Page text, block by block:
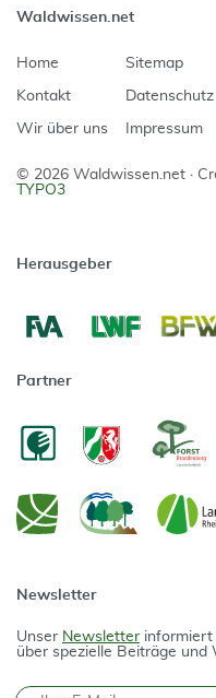
Waldwissen.net
Home
Kontakt
Wir über uns
Sitemap
Datenschutz
Impressum
© 2026 Waldwissen.net ·
TYPO3
Herausgeber
Partner
Newsletter
Unser Newsletter informiert
über spezielle Beiträge
E-Mail